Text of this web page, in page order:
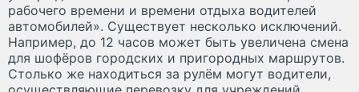
рабочего времени и времени отдыха водителей
автомобилей». Существует несколько исключений.
Например, до 12 часов может быть увеличена смена
для шофёров городских и пригородных маршрутов.
Столько же находиться за рулём могут водители,